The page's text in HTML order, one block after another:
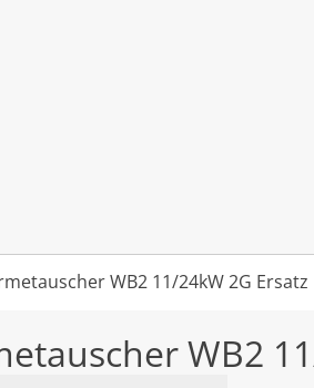
WB2 11/24kW 2G Ersatz
WB2